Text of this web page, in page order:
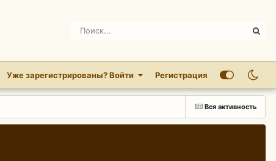
Уже зарегистрированы? Войти Регистрация
Вся активность